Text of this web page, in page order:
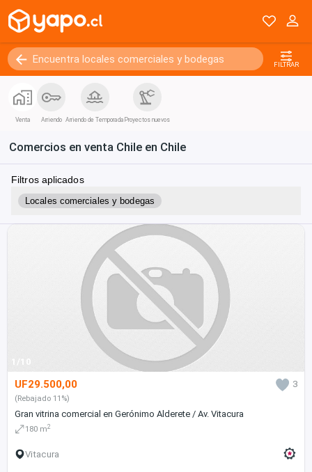
FILTRAR
Venta Arriendo Arriendo de Temporada Proyectos nuevos
Comercios en venta Chile en Chile
Filtros aplicados
Locales comerciales y bodegas
1/10
UF29.500,00 3
(Rebajado 11%)
Gran vitrina comercial en Gerónimo Alderete / Av. Vitacura
180 m2
Vitacura